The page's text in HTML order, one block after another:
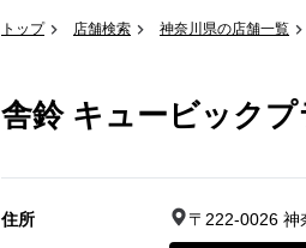
トップ 店舗検索 神奈川県の店舗一覧
舎鈴 キュービック
住所 〒222-0026 神